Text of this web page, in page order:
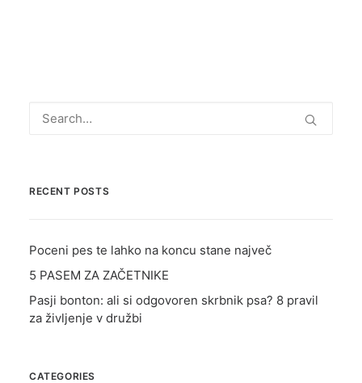
RECENT POSTS
Poceni pes te lahko na koncu stane največ
5 PASEM ZA ZAČETNIKE
Pasji bonton: ali si odgovoren skrbnik psa? 8 pravil
za življenje v družbi
CATEGORIES